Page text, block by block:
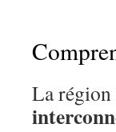
La région